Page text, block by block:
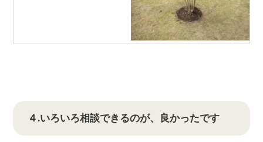
４.いろいろ相談できるのが、良かったです